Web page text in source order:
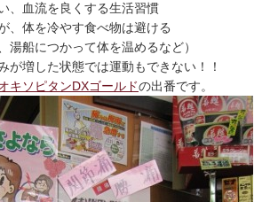
、血流を良くする生活習慣
、体を冷やす食べ物は避ける
湯船につかって体を温めるなど）
が増した状態では運動もできない！！
キソピタンDXゴールドの出番です。